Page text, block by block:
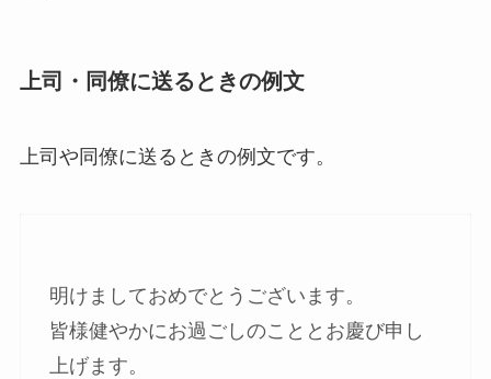
上司・同僚に送るときの例文
上司や同僚に送るときの例文です。
明けましておめでとうございます。
皆様健やかにお過ごしのこととお慶び申し
上げます。